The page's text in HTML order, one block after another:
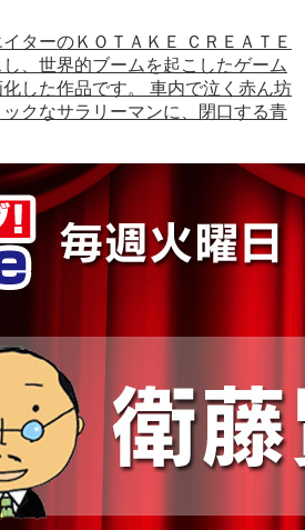
ターのＫＯＴＡＫＥ ＣＲＥＡＴＥ
、世界的ブームを起こしたゲーム
した作品です。 車内で泣く赤ん坊
クなサラリーマンに、閉口する青